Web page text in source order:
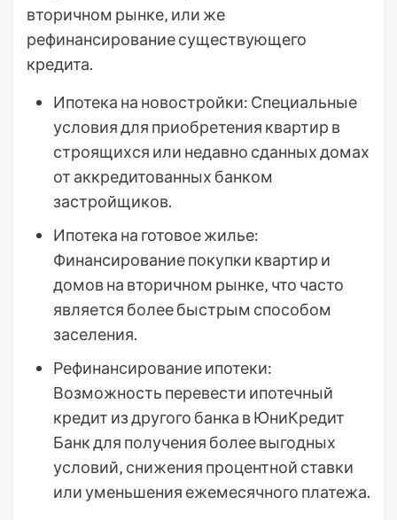
вторичном рынке‚ или же
рефинансирование существующего
кредита.
Ипотека на новостройки: Специальные
условия для приобретения квартир в
строящихся или недавно сданных домах
от аккредитованных банком
застройщиков.
Ипотека на готовое жилье:
Финансирование покупки квартир и
домов на вторичном рынке‚ что часто
является более быстрым способом
заселения.
Рефинансирование ипотеки:
Возможность перевести ипотечный
кредит из другого банка в ЮниКредит
Банк для получения более выгодных
условий‚ снижения процентной ставки
или уменьшения ежемесячного платежа.